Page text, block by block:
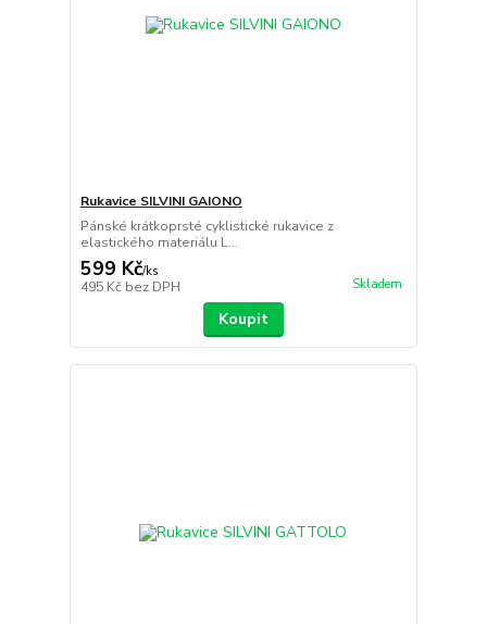
Rukavice SILVINI GAIONO
Pánské krátkoprsté cyklistické rukavice z
elastického materiálu L...
599 Kč/ks
495 Kč bez DPH Skladem
Koupit